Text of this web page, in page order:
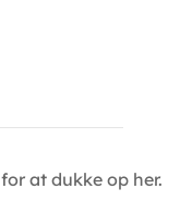
for at dukke op her.